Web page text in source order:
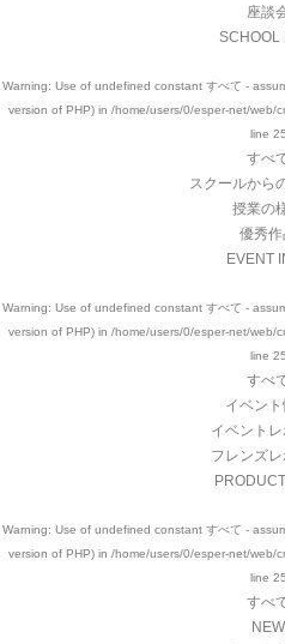
座談
SCHOOL
Warning: Use of undefined constant すべて -
version of PHP) in /home/users/0/esper-net/web/
line 25
すべ
スクールから
授業の
優秀作
EVENT
Warning: Use of undefined constant すべて -
version of PHP) in /home/users/0/esper-net/web/
line 25
すべ
イベント
イベントレ
フレンズレ
Warning: Use of undefined constant すべて -
version of PHP) in /home/users/0/esper-net/web/
line 25
すべ
NEW